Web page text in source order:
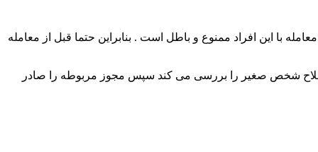
می باشد و طبق قانون معامله با این افراد ممنوع و باطل است . بنابراین حتما قبل از معامله
صلاح شخص صغیر را بررسی می کند سپس مجوز مربوطه را صادر